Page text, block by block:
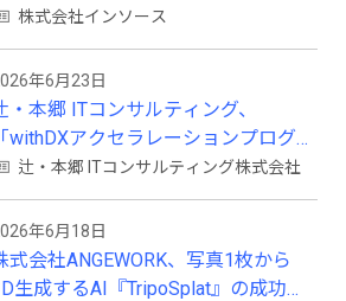
株式会社インソース
年6月23日
・本郷 ITコンサルティング、
「withDXアクセラレーションプログ
ム」を本格始動
辻・本郷 ITコンサルティング株式会社
年6月18日
式会社ANGEWORK、写真1枚から
生成するAI『TripoSplat』の成功条